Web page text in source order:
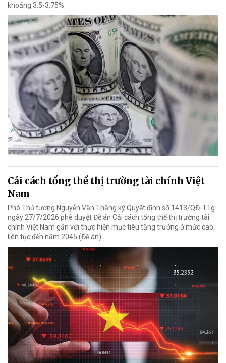
khoảng 3,5-3,75%.
Cải cách tổng thể thị trường tài chính Việt
Nam
Phó Thủ tướng Nguyễn Văn Thắng ký Quyết định số 1413/QĐ-TTg
ngày 27/7/2026 phê duyệt Đề án Cải cách tổng thể thị trường tài
chính Việt Nam gắn với thực hiện mục tiêu tăng trưởng ở mức cao,
liên tục đến năm 2045 (Đề án).